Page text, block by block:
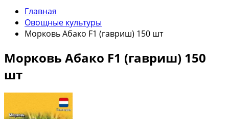
Главная
Овощные культуры
Морковь Абако F1 (гавриш) 150 шт
Морковь Абако F1 (гавриш) 150
шт